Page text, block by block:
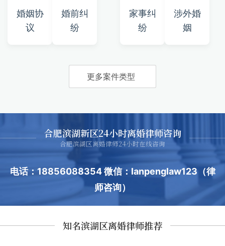
婚姻协
议
婚前纠
纷
家事纠
纷
涉外婚
姻
更多案件类型
合肥滨湖新区24小时离婚律师咨询
合肥滨湖区离婚律师24小时在线咨询
电话：18856088354 微信：lanpenglaw123（律
师咨询）
知名滨湖区离婚律师推荐